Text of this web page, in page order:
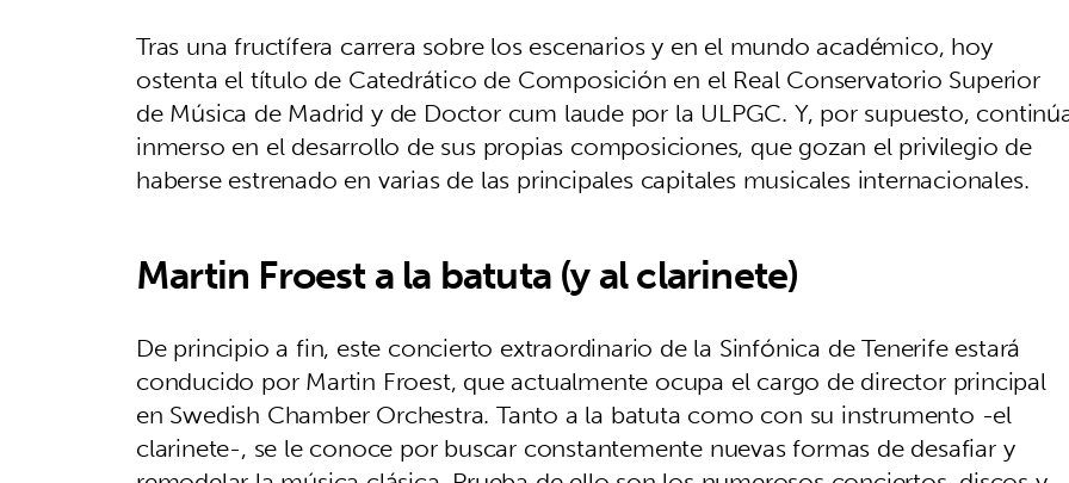
Tras una fructífera carrera sobre los escenarios y en el mundo académico, hoy
ostenta el título de Catedrático de Composición en el Real Conservatorio Superior
de Música de Madrid y de Doctor cum laude por la ULPGC. Y, por supuesto,
inmerso en el desarrollo de sus propias composiciones, que gozan el privilegio de
haberse estrenado en varias de las principales capitales musicales internacionales.
Martin Froest a la batuta (y al clarinete)
De principio a fin, este concierto extraordinario de la Sinfónica de Tenerife estará
conducido por Martin Froest, que actualmente ocupa el cargo de director principal
en Swedish Chamber Orchestra. Tanto a la batuta como con su instrumento -el
clarinete-, se le conoce por buscar constantemente nuevas formas de desafiar y